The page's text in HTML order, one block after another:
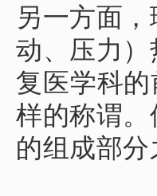
另一方面
动、压力
复医学科
样的称谓。
的组成部分